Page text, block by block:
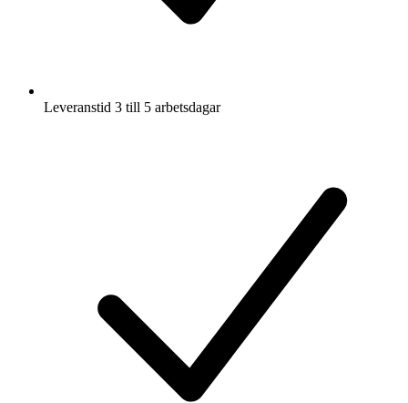
Leveranstid 3 till 5 arbetsdagar